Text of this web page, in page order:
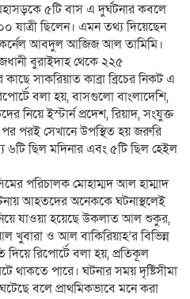
৫টি বাস এ দুর্ঘটনার কবলে
ছিলেন। এমন তথ্য দিয়েছেন
কর্নেল আবদুল আজিজ আল তামিমি।
বুরাইদাহ থেকে ২২৫
সাকরিয়াত কাব্রা ব্রিচের নিকট এ
বলা হয়, বাসগুলো বাংলাদেশি,
নিয়ে ইস্টার্ন প্রদেশ, রিয়াদ, সংযুক্ত
পরই সেখানে উপস্থিত হয় জরুরি
৬টি ছিল মদিনার এবং ৫টি ছিল হেইল
পরিচালক মোহাম্মদ আল হাম্মাদ
আহতদের অনেককে ঘটনাস্থলেই
যাওয়া হয়েছে উকলাত আল শুকুর,
খুবারা ও আল বাকিরিয়াহ’র বিভিন্ন
দিয়ে রিপোর্টে বলা হয়, প্রতিকূল
থাকতে পারে। ঘটনার সময় দৃষ্টিসীমা
বলে প্রাথমিকভাবে মনে করা